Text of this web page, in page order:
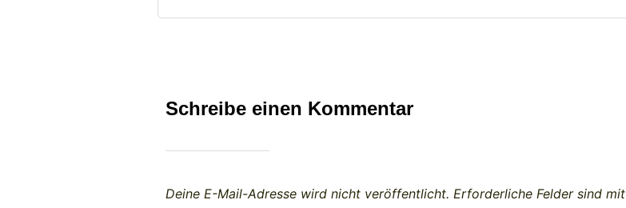
Schreibe einen Kommentar
Deine E-Mail-Adresse wird nicht veröffentlicht. Erforderliche Felder sind mit